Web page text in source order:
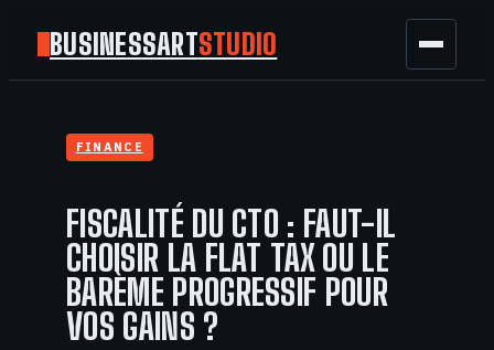
BUSINESSARTSTUDIO
FINANCE
TECH
FINANCE
FISCALITÉ DU CTO : FAUT-IL
CHOISIR LA FLAT TAX OU LE
BARÈME PROGRESSIF POUR
VOS GAINS ?